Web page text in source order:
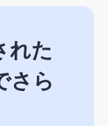
れた
さら